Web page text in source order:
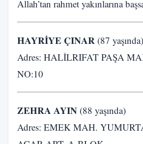
Allah’tan rahmet yakınlarına
HAYRİYE ÇINAR (87 yaşında)
Adres: HALİLRIFAT PAŞA
NO:10
ZEHRA AYIN (88 yaşında)
Adres: EMEK MAH.